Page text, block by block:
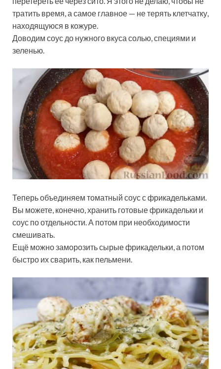
тратить время, а самое главное — не терять клетчатку,
находящуюся в кожуре.
Доводим соус до нужного вкуса солью, специями и
зеленью.
Теперь объединяем томатный соус с фрикадельками.
Вы можете, конечно, хранить готовые фрикадельки и
соус по отдельности. А потом при необходимости
смешивать.
Ещё можно заморозить сырые фрикадельки, а потом
быстро их сварить, как пельмени.